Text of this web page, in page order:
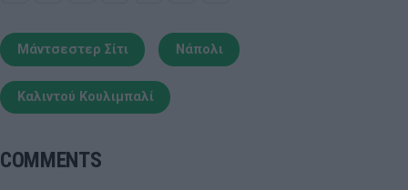
Μάντσεστερ Σίτι Νάπολι
Καλιντού Κουλιμπαλί
COMMENTS